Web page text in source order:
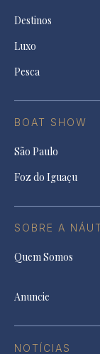
Destinos
Luxo
Pesca
BOAT SHOW
São Paulo
Foz do Iguaçu
SOBRE A
Quem Somos
Anuncie
NOTÍCIAS